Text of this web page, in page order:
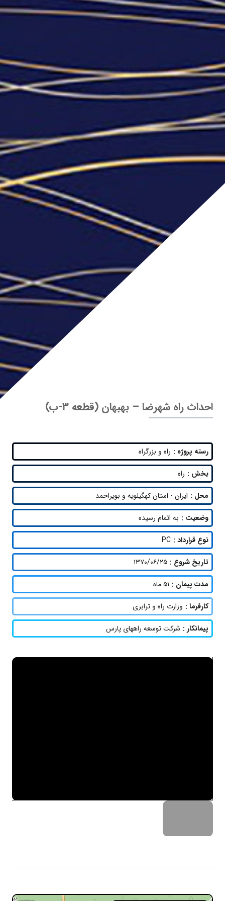
احداث راه شهرضا – بهبهان (قطعه ۳-ب)
رسته پروژه : راه و بزرگراه
بخش : راه
محل : ایران - استان کهگیلویه و بویراحمد
وضعیت : به اتمام رسیده
نوع قرارداد : PC
تاریخ شروع : ۱۳۷۰/۰۶/۲۵
مدت پیمان : ۵۱ ماه
کارفرما : وزارت راه و ترابری
پیمانکار : شرکت توسعه راههای پارس